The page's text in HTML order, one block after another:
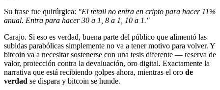
Su frase fue quirúrgica: "El retail no entra en cripto para hacer 11%
anual. Entra para hacer 30 a 1, 8 a 1, 10 a 1."
Carajo. Si eso es verdad, buena parte del público que alimentó las
subidas parabólicas simplemente no va a tener motivo para volver. Y
bitcoin va a necesitar sostenerse con una tesis diferente — reserva de
valor, protección contra la devaluación, oro digital. Exactamente la
narrativa que está recibiendo golpes ahora, mientras el oro de
verdad se dispara y bitcoin se hunde.